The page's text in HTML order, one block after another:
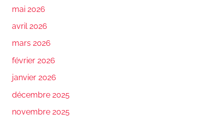
mai 2026
avril 2026
mars 2026
février 2026
janvier 2026
décembre 2025
novembre 2025